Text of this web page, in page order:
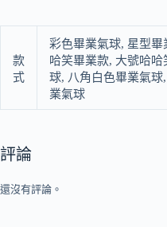
款
式
彩色畢業氣球, 星型
哈笑畢業款, 大號哈
球, 八角白色畢業氣
業氣球
評論
還沒有評論。